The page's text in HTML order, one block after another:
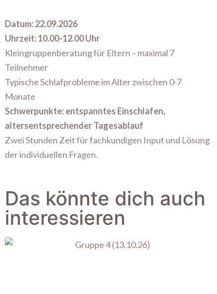
Datum: 22.09.2026
Uhrzeit: 10.00-12.00 Uhr
Kleingruppenberatung für Eltern – maximal 7
Teilnehmer
Typische Schlafprobleme im Alter zwischen 0-7
Monate
Schwerpunkte: entspanntes Einschlafen,
altersentsprechender Tagesablauf
Zwei Stunden Zeit für fachkundigen Input und Lösung
der individuellen Fragen.
Das könnte dich auch
interessieren